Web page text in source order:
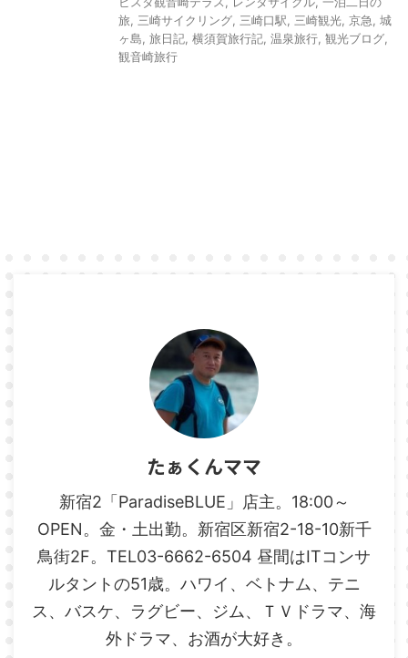
旅
三崎サイクリング 三崎口駅 三崎観光 京急
城
ヶ島 旅日記 横須賀旅行記 温泉旅行 観光ブログ
観音崎旅行
たぁくんママ
新宿2「ParadiseBLUE」店主。18:00～
OPEN。金・土出勤。新宿区新宿2-18-10新千
鳥街2F。TEL03-6662-6504 昼間はITコンサ
ルタントの51歳。ハワイ、ベトナム、テニ
ス、バスケ、ラグビー、ジム、ＴＶドラマ、海
外ドラマ、お酒が大好き。